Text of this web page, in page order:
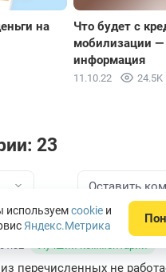
на
Что будет с
мобилизации —
информация
11.10.22 24.5K
23
Оставить
Лучший комментарий
перечисленных не
используемcookie и
Яндекс.Метрика